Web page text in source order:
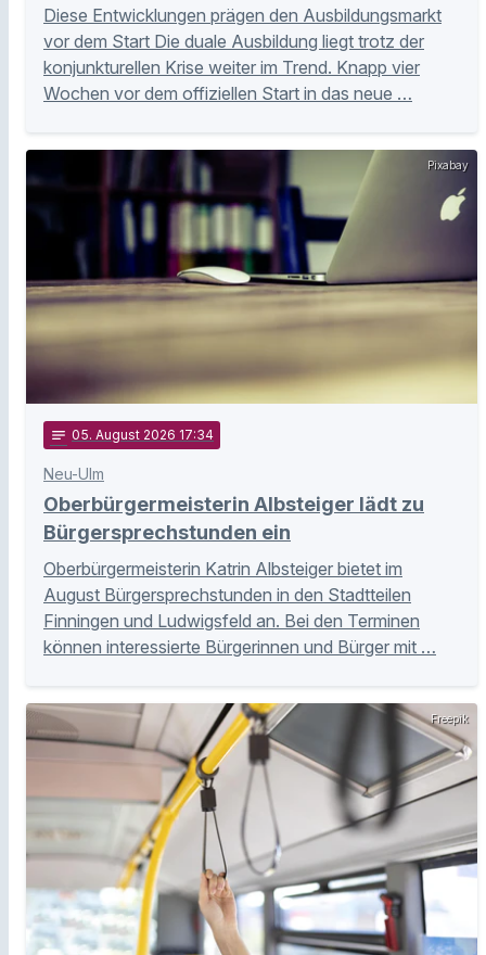
Diese Entwicklungen prägen den Ausbildungsmarkt
vor dem Start Die duale Ausbildung liegt trotz der
konjunkturellen Krise weiter im Trend. Knapp vier
Wochen vor dem offiziellen Start in das neue …
Pixabay
notes 05. August 2026 17:34
Neu-Ulm
Oberbürgermeisterin Albsteiger lädt zu
Bürgersprechstunden ein
Oberbürgermeisterin Katrin Albsteiger bietet im
August Bürgersprechstunden in den Stadtteilen
Finningen und Ludwigsfeld an. Bei den Terminen
können interessierte Bürgerinnen und Bürger mit …
Freepik